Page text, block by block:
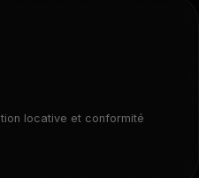
locative et conformité